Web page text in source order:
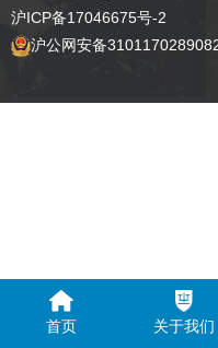
沪ICP备17046675号-2
沪公网安备
首页 关于我们